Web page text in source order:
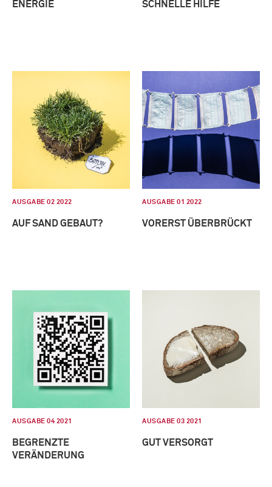
ENERGIE SCHNELLE HILFE
AUSGABE 02 2022
AUF SAND GEBAUT?
AUSGABE 01 2022
VORERST ÜBERBRÜCKT
AUSGABE 04 2021
BEGRENZTE
VERÄNDERUNG
AUSGABE 03 2021
GUT VERSORGT